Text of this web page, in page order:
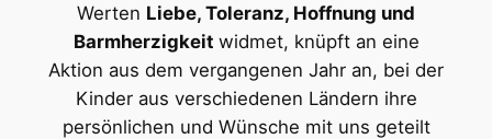
Werten Liebe, Toleranz, Hoffnung und
Barmherzigkeit widmet, knüpft an eine
Aktion aus dem vergangenen Jahr an, bei der
Kinder aus verschiedenen Ländern ihre
persönlichen und Wünsche mit uns geteilt